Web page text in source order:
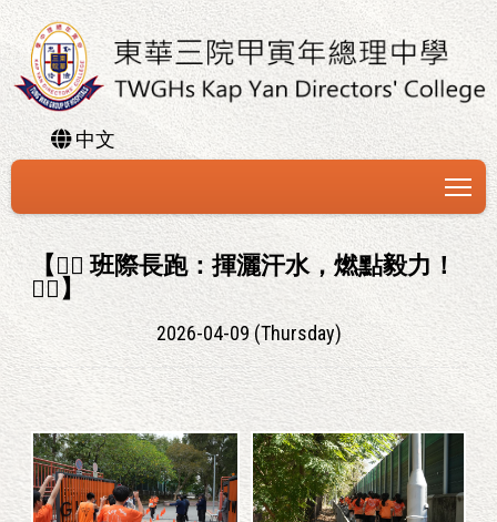
中文
【🏃‍♀️ 班際長跑：揮灑汗水，燃點毅力！
🏃‍♂️】
2026-04-09 (Thursday)